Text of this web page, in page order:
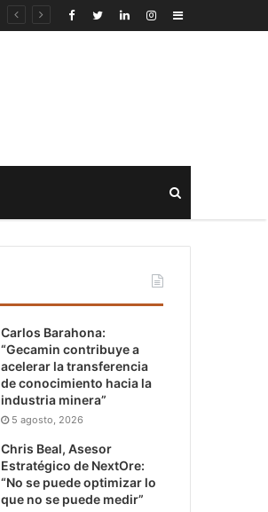
Sidebar
Carlos Barahona:
“Gecamin contribuye a
acelerar la transferencia
de conocimiento hacia la
industria minera”
5 agosto, 2026
Chris Beal, Asesor
Estratégico de NextOre:
“No se puede optimizar lo
que no se puede medir”